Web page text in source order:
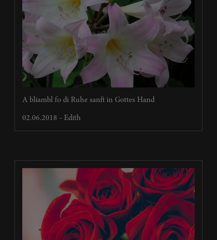
A bliambl fo di Ruhe sanft in Gottes Hand
02.06.2018 - Edith